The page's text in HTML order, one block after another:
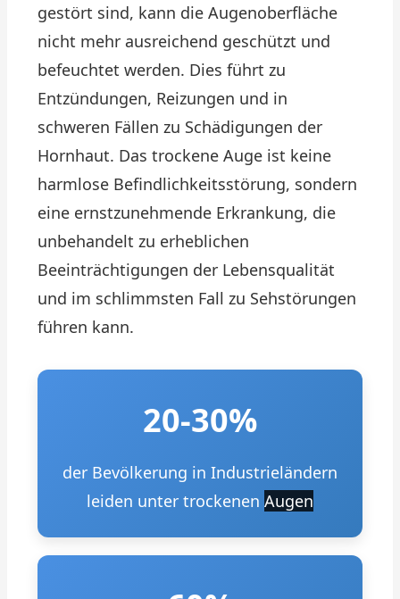
gestört sind, kann die Augenoberfläche
nicht mehr ausreichend geschützt und
befeuchtet werden. Dies führt zu
Entzündungen, Reizungen und in
schweren Fällen zu Schädigungen der
Hornhaut. Das trockene Auge ist keine
harmlose Befindlichkeitsstörung, sondern
eine ernstzunehmende Erkrankung, die
unbehandelt zu erheblichen
Beeinträchtigungen der Lebensqualität
und im schlimmsten Fall zu Sehstörungen
führen kann.
20-30%
der Bevölkerung in Industrieländern
leiden unter trockenen Augen